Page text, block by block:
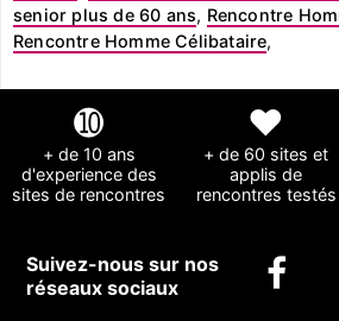
senior plus de 60 ans, Rencontre
Rencontre Homme Célibataire,
➓
+ de 10 ans
d'experience des
sites de rencontres
❤
+ de 60 sites et
applis de
rencontres testés
Suivez-nous sur nos
réseaux sociaux